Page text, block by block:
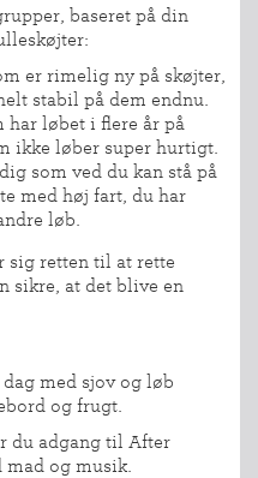
baseret på din
er rimelig ny på skøjter,
stabil på dem endnu.
har løbet i flere år på
ikke løber super hurtigt.
som ved du kan stå på
med høj fart, du har
løb.
sig retten til at rette
sikre, at det blive en
med sjov og løb
og frugt.
du adgang til After
mad og musik.